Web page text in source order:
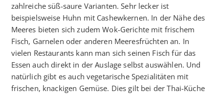
zahlreiche süß-saure Varianten. Sehr lecker ist
beispielsweise Huhn mit Cashewkernen. In der Nähe des
Meeres bieten sich zudem Wok-Gerichte mit frischem
Fisch, Garnelen oder anderen Meeresfrüchten an. In
vielen Restaurants kann man sich seinen Fisch für das
Essen auch direkt in der Auslage selbst auswählen. Und
natürlich gibt es auch vegetarische Spezialitäten mit
frischen, knackigen Gemüse. Dies gilt bei der Thai-Küche